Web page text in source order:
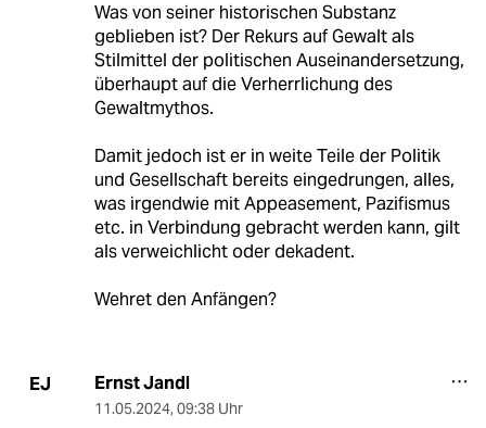
Was von seiner historischen Substanz
geblieben ist? Der Rekurs auf Gewalt als
Stilmittel der politischen Auseinandersetzung,
überhaupt auf die Verherrlichung des
Gewaltmythos.
Damit jedoch ist er in weite Teile der Politik
und Gesellschaft bereits eingedrungen, alles,
was irgendwie mit Appeasement, Pazifismus
etc. in Verbindung gebracht werden kann, gilt
als verweichlicht oder dekadent.
Wehret den Anfängen?
EJ Ernst Jandl
11.05.2024, 09:38 Uhr